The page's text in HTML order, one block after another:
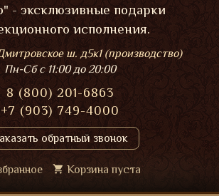
- эксклюзивные подарки
исполнения.
ш. д5к1 (производство)
Пн-Сбс 11:00 до 20:00
8 (800) 201-6863
+7 (903) 749-4000
обратный звонок
Корзина пуста